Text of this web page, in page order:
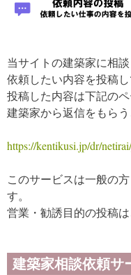
当サイトの建築家に相
依頼したい内容を投稿し
投稿した内容は下記の
建築家から返信をもらう
https://kentikusi.jp/dr/
このサービスは一般の
す。
営業・勧誘目的の投稿は
建築家相談依頼サ